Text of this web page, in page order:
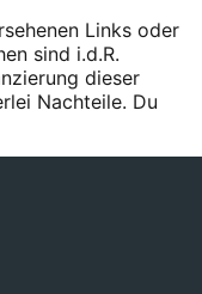
Links oder
sind i.d.R.
dieser
Nachteile. Du